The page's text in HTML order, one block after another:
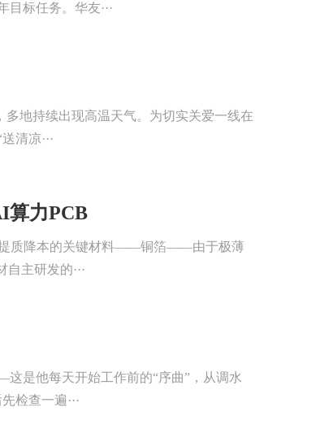
标任务。华友···
地持续出现高温天气。为切实关爱一线在
清凉···
算力PCB
提质降本的关键材料——铜箔——由于极薄
主研发的···
是他每天开始工作前的“序曲”，从调水
检查一遍···